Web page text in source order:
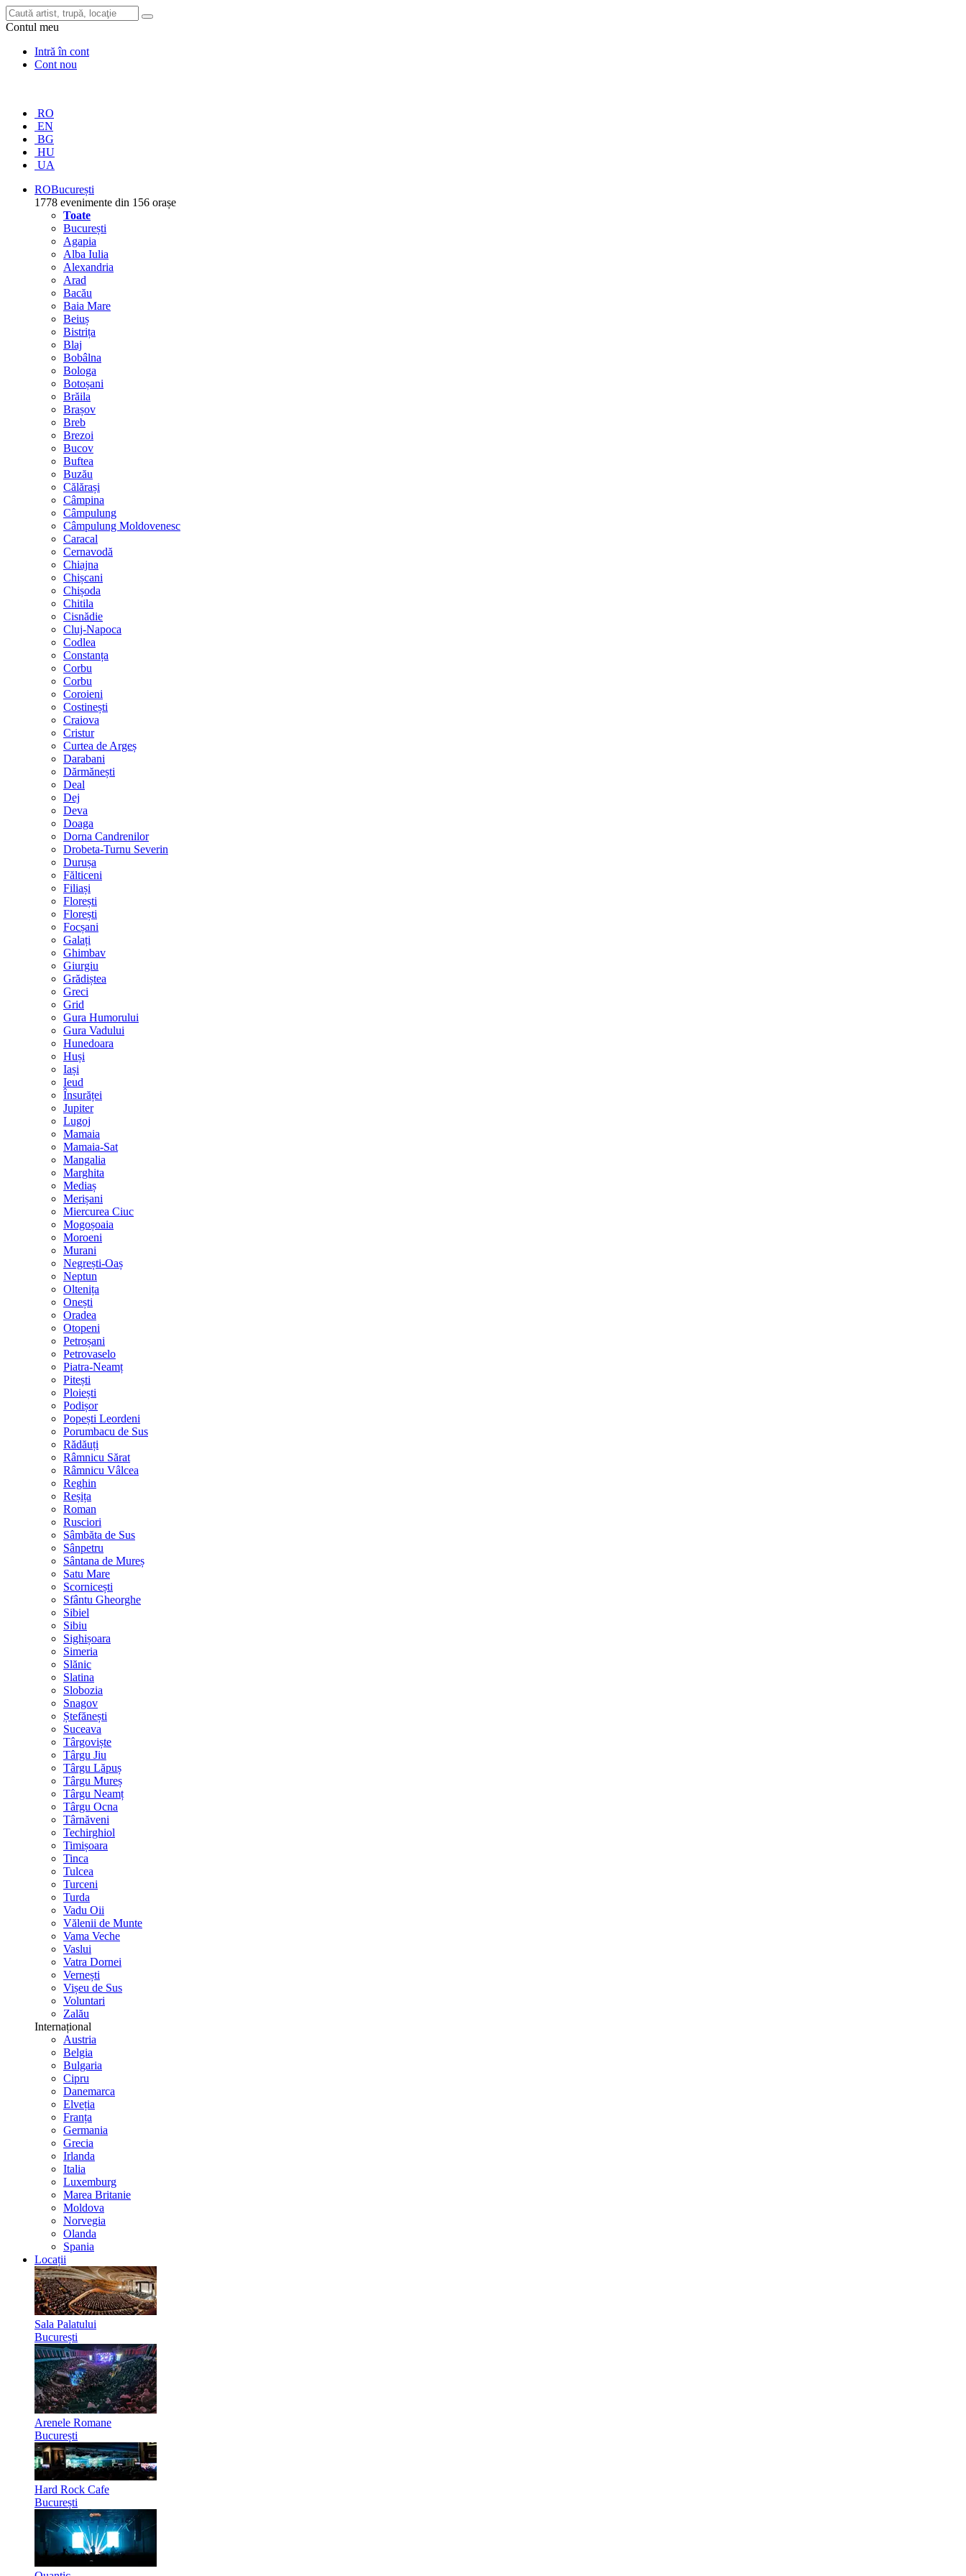
Contul meu
Intră în cont
Cont nou
RO
EN
BG
HU
UA
ROBucurești
1778 evenimente din 156 orașe
Toate
București
Agapia
Alba Iulia
Alexandria
Arad
Bacău
Baia Mare
Beiuș
Bistrița
Blaj
Bobâlna
Bologa
Botoșani
Brăila
Brașov
Breb
Brezoi
Bucov
Buftea
Buzău
Călărași
Câmpina
Câmpulung
Câmpulung Moldovenesc
Caracal
Cernavodă
Chiajna
Chișcani
Chișoda
Chitila
Cisnădie
Cluj-Napoca
Codlea
Constanța
Corbu
Corbu
Coroieni
Costinești
Craiova
Cristur
Curtea de Argeș
Darabani
Dărmănești
Deal
Dej
Deva
Doaga
Dorna Candrenilor
Drobeta-Turnu Severin
Durușa
Fălticeni
Filiași
Florești
Florești
Focșani
Galați
Ghimbav
Giurgiu
Grădiștea
Greci
Grid
Gura Humorului
Gura Vadului
Hunedoara
Huși
Iași
Ieud
Însurăței
Jupiter
Lugoj
Mamaia
Mamaia-Sat
Mangalia
Marghita
Mediaș
Merișani
Miercurea Ciuc
Mogoșoaia
Moroeni
Murani
Negrești-Oaș
Neptun
Oltenița
Onești
Oradea
Otopeni
Petroșani
Petrovaselo
Piatra-Neamț
Pitești
Ploiești
Podișor
Popești Leordeni
Porumbacu de Sus
Rădăuți
Râmnicu Sărat
Râmnicu Vâlcea
Reghin
Reșița
Roman
Rusciori
Sâmbăta de Sus
Sânpetru
Sântana de Mureș
Satu Mare
Scornicești
Sfântu Gheorghe
Sibiel
Sibiu
Sighișoara
Simeria
Slănic
Slatina
Slobozia
Snagov
Ștefănești
Suceava
Târgoviște
Târgu Jiu
Târgu Lăpuș
Târgu Mureș
Târgu Neamț
Târgu Ocna
Târnăveni
Techirghiol
Timișoara
Tinca
Tulcea
Turceni
Turda
Vadu Oii
Vălenii de Munte
Vama Veche
Vaslui
Vatra Dornei
Vernești
Vișeu de Sus
Voluntari
Zalău
Internațional
Austria
Belgia
Bulgaria
Cipru
Danemarca
Elveția
Franța
Germania
Grecia
Irlanda
Italia
Luxemburg
Marea Britanie
Moldova
Norvegia
Olanda
Spania
Locații
Sala Palatului
București
Arenele Romane
București
Hard Rock Cafe
București